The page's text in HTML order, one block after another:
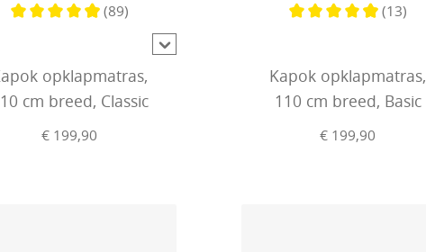
Gemiddelde waardering van 4.8 van 5 sterren
(89)
opklapmatras,
cm breed, Classic
€ 199,90
(13)
Kapok opklapmatras,
110 cm breed, Basic
€ 199,90